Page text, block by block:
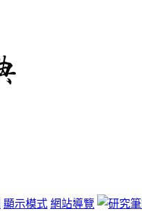
顯示模式 網站導覽